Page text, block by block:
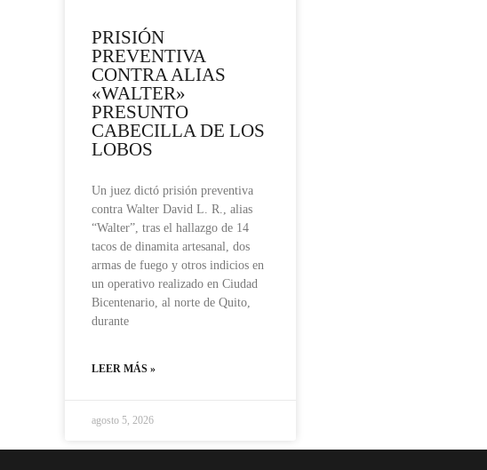
PRISIÓN
PREVENTIVA
CONTRA ALIAS
«WALTER»
PRESUNTO
CABECILLA DE LOS
LOBOS
Un juez dictó prisión preventiva
contra Walter David L. R., alias
“Walter”, tras el hallazgo de 14
tacos de dinamita artesanal, dos
armas de fuego y otros indicios en
un operativo realizado en Ciudad
Bicentenario, al norte de Quito,
durante
LEER MÁS »
agosto 5, 2026